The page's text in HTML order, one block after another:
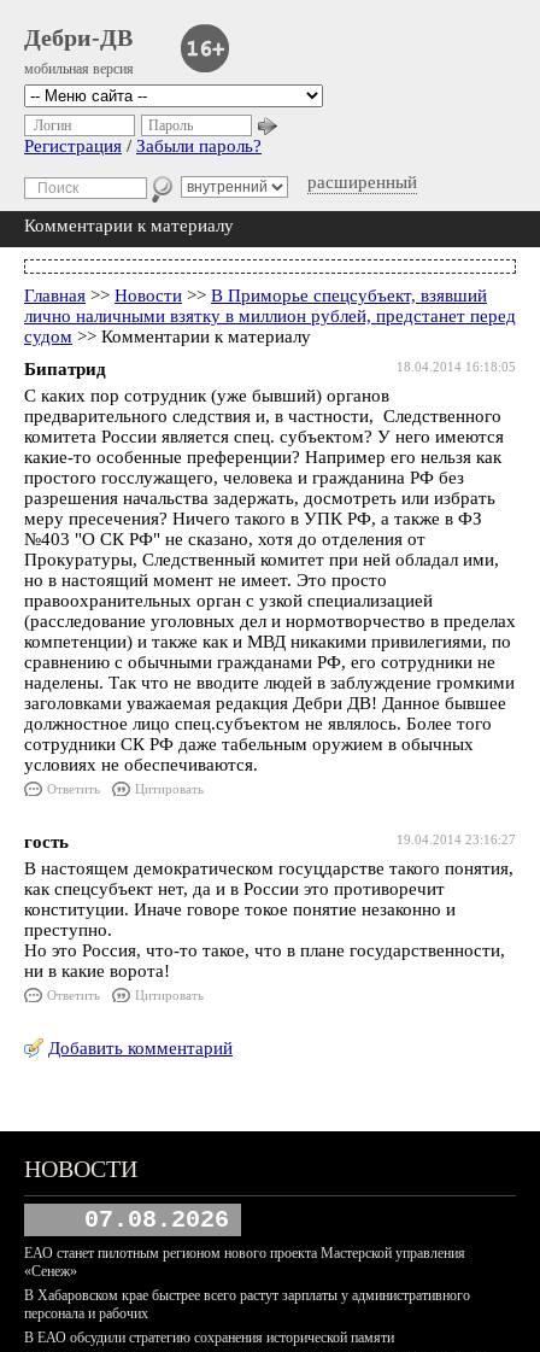
Дебри-ДВ
мобильная версия
расширенный
Логин Пароль
Регистрация / Забыли пароль?
Комментарии к материалу
Главная >> Новости >> В Приморье спецсубъект, взявший
лично наличными взятку в миллион рублей, предстанет перед
судом >> Комментарии к материалу
18.04.2014 16:18:05
Бипатрид
С каких пор сотрудник (уже бывший) органов
предварительного следствия и, в частности, Следственного
комитета России является спец. субъектом? У него имеются
какие-то особенные преференции? Например его нельзя как
простого госслужащего, человека и гражданина РФ без
разрешения начальства задержать, досмотреть или избрать
меру пресечения? Ничего такого в УПК РФ, а также в ФЗ
№403 "О СК РФ" не сказано, хотя до отделения от
Прокуратуры, Следственный комитет при ней обладал ими,
но в настоящий момент не имеет. Это просто
правоохранительных орган с узкой специализацией
(расследование уголовных дел и нормотворчество в пределах
компетенции) и также как и МВД никакими привилегиями, по
сравнению с обычными гражданами РФ, его сотрудники не
наделены. Так что не вводите людей в заблуждение громкими
заголовками уважаемая редакция Дебри ДВ! Данное бывшее
должностное лицо спец.субъектом не являлось. Более того
сотрудники СК РФ даже табельным оружием в обычных
условиях не обеспечиваются.
Ответить Цитировать
19.04.2014 23:16:27
гость
В настоящем демократическом госуцдарстве такого понятия,
как спецсубъект нет, да и в России это противоречит
конституции. Иначе говоре токое понятие незаконно и
преступно.
Но это Россия, что-то такое, что в плане государственности,
ни в какие ворота!
Ответить Цитировать
Добавить комментарий
НОВОСТИ
07.08.2026
ЕАО станет пилотным регионом нового проекта Мастерской управления
«Сенеж»
В Хабаровском крае быстрее всего растут зарплаты у административного
персонала и рабочих
В ЕАО обсудили стратегию сохранения исторической памяти